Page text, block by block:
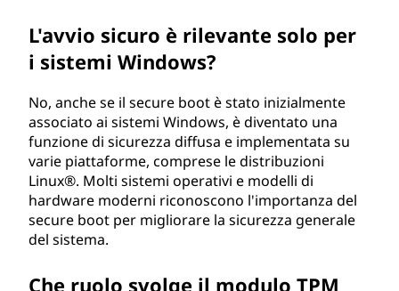
L'avvio sicuro è rilevante solo per
i sistemi Windows?
No, anche se il secure boot è stato inizialmente
associato ai sistemi Windows, è diventato una
funzione di sicurezza diffusa e implementata su
varie piattaforme, comprese le distribuzioni
Linux®. Molti sistemi operativi e modelli di
hardware moderni riconoscono l'importanza del
secure boot per migliorare la sicurezza generale
del sistema.
Che ruolo svolge il modulo TPM